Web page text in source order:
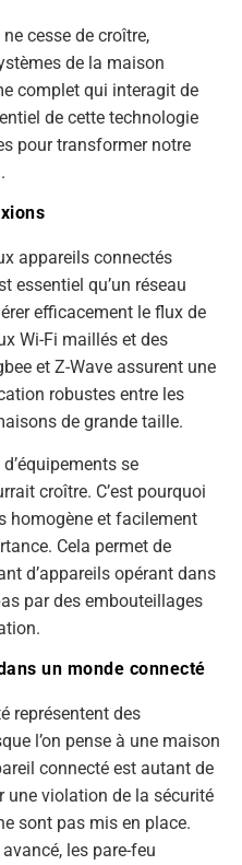
cesse de croître,
de la maison
complet qui interagit de
de cette technologie
pour transformer notre
appareils connectés
essentiel qu’un réseau
efficacement le flux de
Wi-Fi maillés et des
et Z-Wave assurent une
robustes entre les
de grande taille.
se
croître. C’est pourquoi
homogène et facilement
Cela permet de
d’appareils opérant dans
par des embouteillages
un monde connecté
représentent des
l’on pense à une maison
connecté est autant de
une violation de la sécurité
sont pas mis en place.
les pare-feu